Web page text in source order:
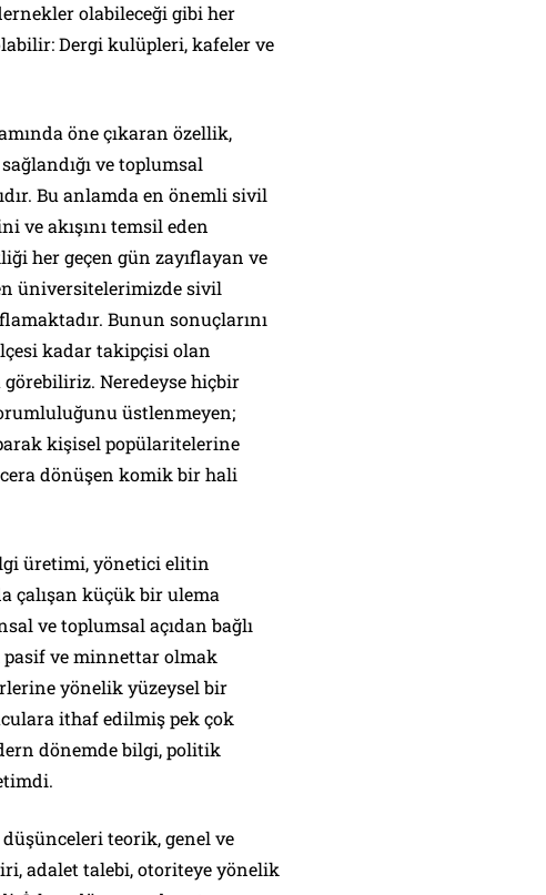
olabileceği gibi her
Dergi kulüpleri, kafeler ve
öne çıkaran özellik,
ve toplumsal
Bu anlamda en önemli sivil
akışını temsil eden
her geçen gün zayıflayan ve
üniversitelerimizde sivil
Bunun sonuçlarını
kadar takipçisi olan
Neredeyse hiçbir
üstlenmeyen;
kişisel popülaritelerine
dönüşen komik bir hali
üretimi, yönetici elitin
çalışan küçük bir ulema
ve toplumsal açıdan bağlı
ve minnettar olmak
yönelik yüzeysel bir
ithaf edilmiş pek çok
dönemde bilgi, politik
teorik, genel ve
adalet talebi, otoriteye yönelik